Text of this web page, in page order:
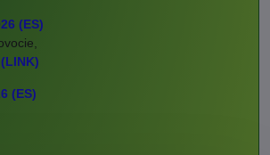
(ES)
(LINK)
(ES)